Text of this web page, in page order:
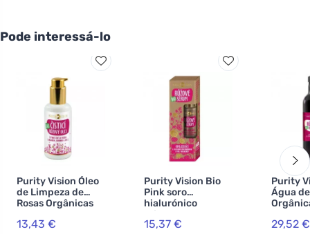
Pode interessá-lo
Purity Vision Óleo
de Limpeza de
Rosas Orgânicas
Jojoba e Vit. E
13,43 €
Purity Vision Bio
Pink soro
hialurónico
rejuvenescedor
50 ml
15,37 €
Purity
Água
29,52 €